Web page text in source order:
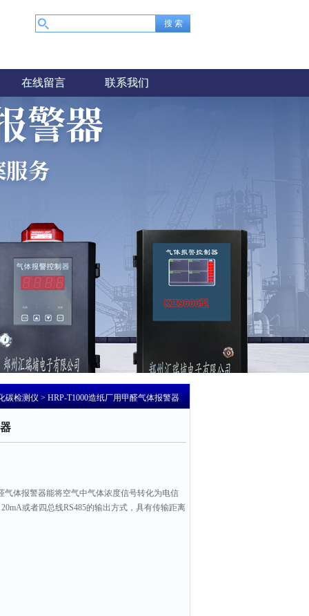
在线留言 联系我们
碳检测仪> HRP-T1000造纸厂用甲醛气体报警器
气体报警器能将空气中气体浓度信号转化为电信
或者四总线RS485的输出方式，具有传输距离